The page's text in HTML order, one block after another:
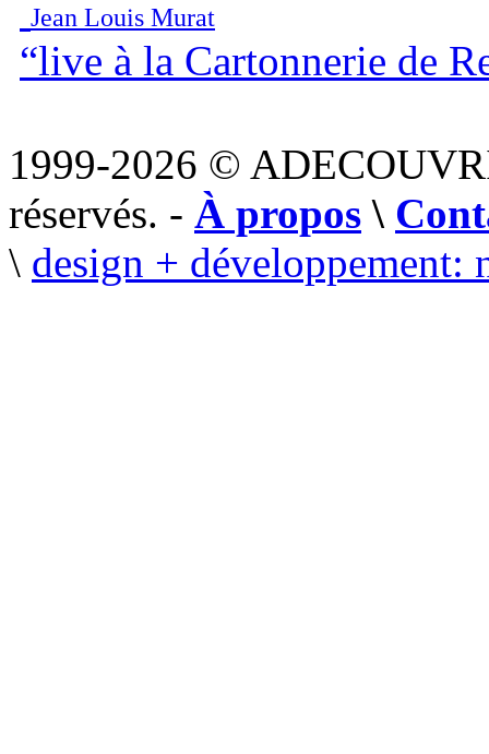
Jean Louis Murat
“live à la Cartonnerie de
1999-2026 ©
réservés. - À propos \
\ design + développement: